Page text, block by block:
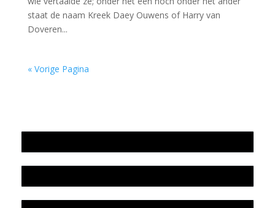
staat de naam Kreek Daey Ouwens of Harry van
Doveren...
« Vorige Pagina